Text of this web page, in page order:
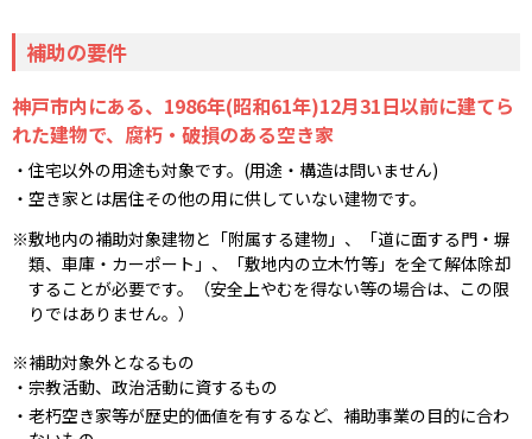
補助の要件
神戸市内にある、1986年(昭和61年)12月31日以前に建てら
れた建物で、腐朽・破損のある空き家
住宅以外の用途も対象です。(用途・構造は問いません)
空き家とは居住その他の用に供していない建物です。
敷地内の補助対象建物と「附属する建物」、「道に面する門・塀
類、車庫・カーポート」、「敷地内の立木竹等」を全て解体除却
することが必要です。（安全上やむを得ない等の場合は、この限
りではありません。）
補助対象外となるもの
宗教活動、政治活動に資するもの
老朽空き家等が歴史的価値を有するなど、補助事業の目的に合わ